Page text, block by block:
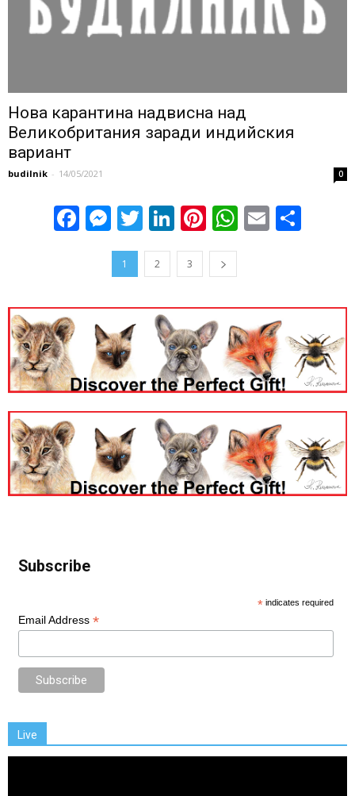
Нова карантина надвисна над
Великобритания заради индийския
вариант
budilnik - 14/05/2021 0
Facebook
Messenger
Twitter
LinkedIn
Pinterest
WhatsApp
Email
1 2 3
Subscribe
* indicates required
Email Address *
Live